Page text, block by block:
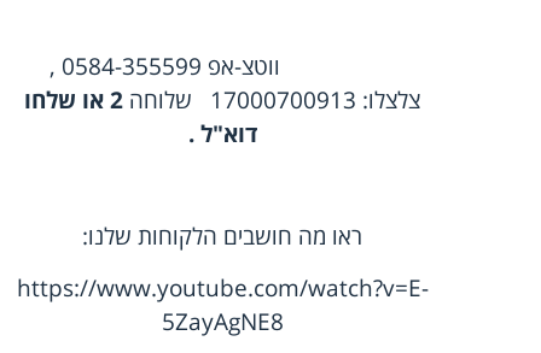
ווטצ-אפ
0584-355599 ,
צלצלו: 17000700913 שלוחה 2או שלחו
דוא"ל.
ראו מה חושבים הלקוחות שלנו:
https://www.youtube.com/watch?v=E-
5ZayAgNE8